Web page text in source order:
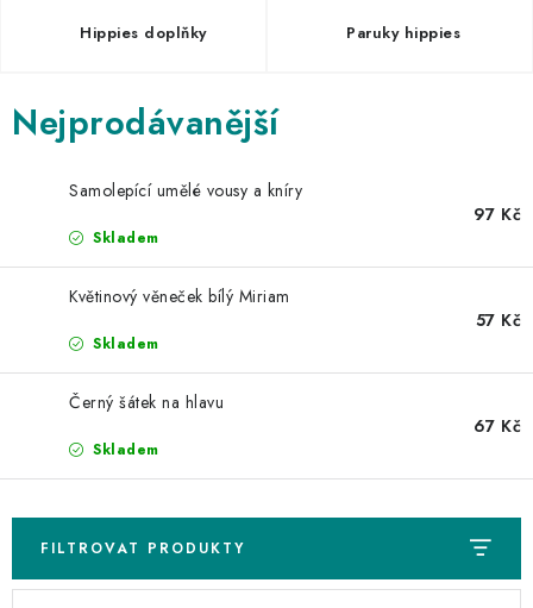
Hippies doplňky Paruky hippies
Nejprodávanější
Samolepící umělé vousy a kníry
Skladem
97 Kč
Květinový věneček bílý Miriam
Skladem
57 Kč
Černý šátek na hlavu
Skladem
67 Kč
FILTROVAT PRODUKTY